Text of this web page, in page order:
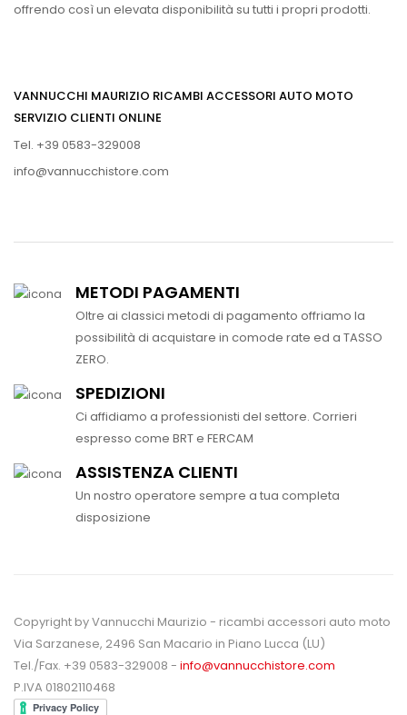
offrendo così un elevata disponibilità su tutti i propri prodotti.
VANNUCCHI MAURIZIO RICAMBI ACCESSORI AUTO MOTO
SERVIZIO CLIENTI ONLINE
Tel. +39 0583-329008
info@vannucchistore.com
METODI PAGAMENTI
Oltre ai classici metodi di pagamento offriamo la
possibilità di acquistare in comode rate ed a TASSO
ZERO.
SPEDIZIONI
Ci affidiamo a professionisti del settore. Corrieri
espresso come BRT e FERCAM
ASSISTENZA CLIENTI
Un nostro operatore sempre a tua completa
disposizione
Copyright by Vannucchi Maurizio - ricambi accessori auto moto
Via Sarzanese, 2496 San Macario in Piano Lucca (LU)
Tel./Fax. +39 0583-329008 - info@vannucchistore.com
P.IVA 01802110468